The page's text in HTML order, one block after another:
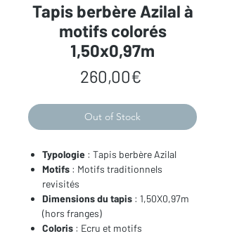
Tapis berbère Azilal à
motifs colorés
1,50x0,97m
260,00€
Out of Stock
Typologie : Tapis berbère Azilal
Motifs : Motifs traditionnels
revisités
Dimensions du tapis : 1,50X0,97m
(hors franges)
Coloris : Ecru et motifs